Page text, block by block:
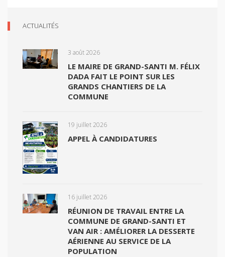
ACTUALITÉS
3 août 2026
LE MAIRE DE GRAND-SANTI M. FÉLIX
DADA FAIT LE POINT SUR LES
GRANDS CHANTIERS DE LA
COMMUNE
19 juillet 2026
APPEL À CANDIDATURES
16 juillet 2026
RÉUNION DE TRAVAIL ENTRE LA
COMMUNE DE GRAND-SANTI ET
VAN AIR : AMÉLIORER LA DESSERTE
AÉRIENNE AU SERVICE DE LA
POPULATION